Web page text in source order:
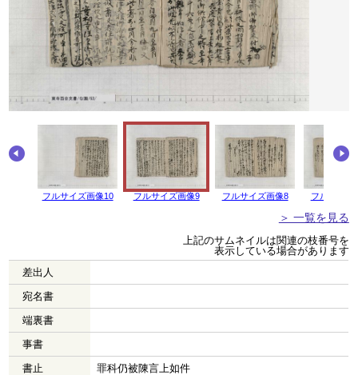
フルサイズ画像10 フルサイズ画像9 フルサイズ画像8 フルサイズ
＞ 一覧を見る
上記のサムネイルは関連の枝番号を
表示している場合があります
差出人
宛名書
端裏書
事書
書止
罪科仍被陳言上如件